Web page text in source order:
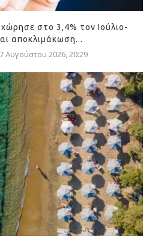
στο 3,4% τον Ιούλιο-
αποκλιμάκωση...
Αυγούστου 2026, 20:29